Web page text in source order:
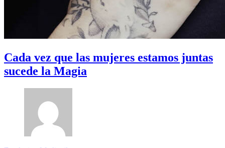
Cada vez que las mujeres estamos juntas
sucede la Magia